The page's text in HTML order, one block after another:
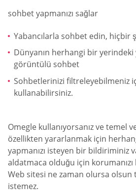
sohbet yapmanızı sağlar
Yabancılarla sohbet edin, hiçbir
Dünyanın herhangi bir yerindeki
görüntülü sohbet
Sohbetlerinizi filtreleyebilmeniz
kullanabilirsiniz.
Omegle kullanıyorsanız ve temel
özellikten yararlanmak için
yapmanızı isteyen bir bildiriminiz
aldatmaca olduğu için
Web sitesi ne zaman olursa olsun
istemez.